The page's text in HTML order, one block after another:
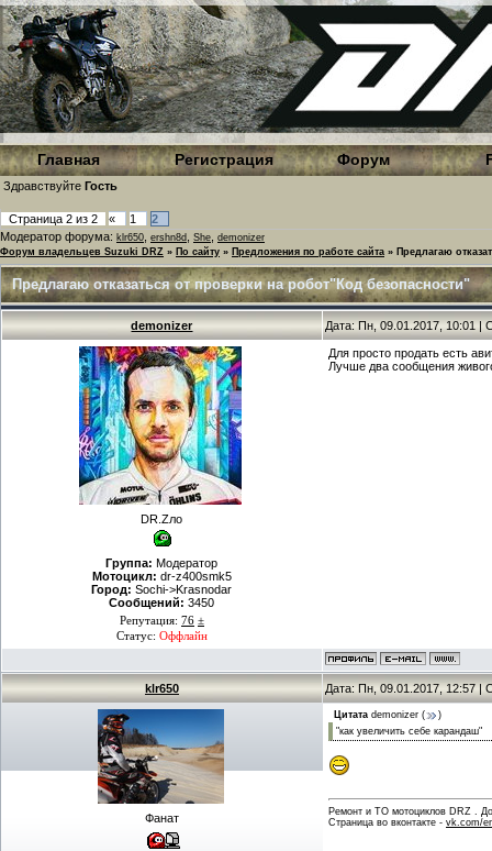
Главная Регистрация Форум
Здравствуйте Гость
Страница 2 из 2 « 1
2
Модератор форума: klr650 ershn8d She demonizer
Форум владельцев Suzuki DRZ » По сайту » Предложения по работе сайта » Предлагаю
Предлагаю отказаться от проверки на робот"Код безопасности"
demonizer Дата: Пн, 09.01.2017, 10:01 |
DR.Zло
Группа: Модератор
Мотоцикл: dr-z400smk5
Город: Sochi->Krasnodar
Сообщений: 3450
Репутация: 76 ±
Статус: Оффлайн
Для просто продать есть
Лучше два сообщения
klr650 Дата: Пн, 09.01.2017, 12:57 |
Фанат
Цитата demonizer (
)
"как увеличить себе карандаш"
Ремонт и ТО мотоциклов DRZ .
Страница во вконтакте - vk.com/